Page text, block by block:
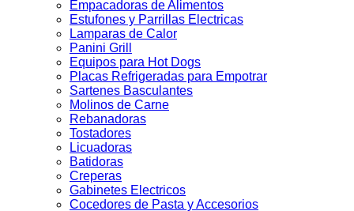
Empacadoras de Alimentos
Estufones y Parrillas Electricas
Lamparas de Calor
Panini Grill
Equipos para Hot Dogs
Placas Refrigeradas para Empotrar
Sartenes Basculantes
Molinos de Carne
Rebanadoras
Tostadores
Licuadoras
Batidoras
Creperas
Gabinetes Electricos
Cocedores de Pasta y Accesorios